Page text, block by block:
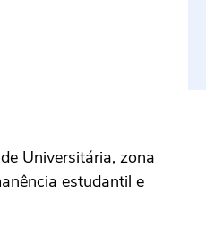
Universitária, zona
estudantil e